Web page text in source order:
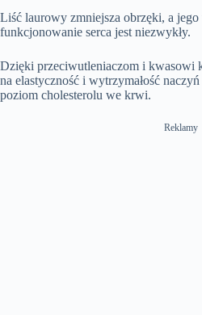
Liść laurowy zmniejsza obrzęki, a jego
funkcjonowanie serca jest niezwykły.
Dzięki przeciwutleniaczom i kwasowi
na elastyczność i wytrzymałość
poziom cholesterolu we krwi.
Reklamy